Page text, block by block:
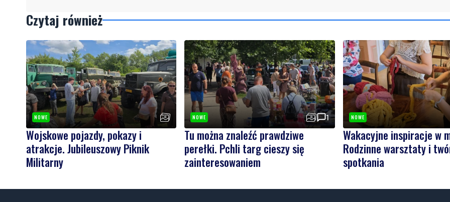
Czytaj również
NOWE
Wojskowe pojazdy, pokazy i
atrakcje. Jubileuszowy Piknik
Militarny
NOWE 1
Tu można znaleźć prawdziwe
perełki. Pchli targ cieszy się
zainteresowaniem
NOWE
Wakacyjne inspiracje w
Rodzinne warsztaty i
spotkania